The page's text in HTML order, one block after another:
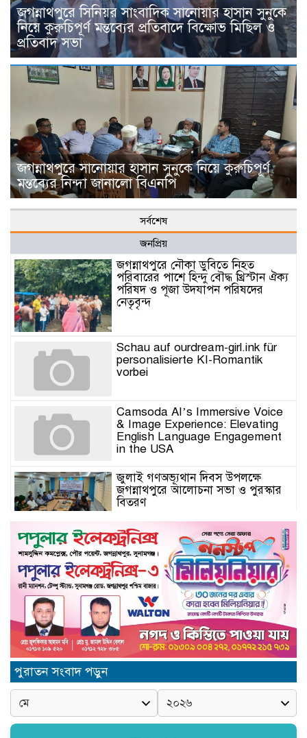
জগন্নাথপুরে সিনিয়র সাংবাদিক সানোয়ার হাসান সুনুকে
নিয়ে কুরুচিপূর্ণ মন্তব্যের প্রতিবাদে বিক্ষোভ মিছিল ও
প্রতিবাদ সভা
জগন্নাথপুরে সানোয়ার হাসান সুনুকে নিয়ে কুরুচিপূর্ণ
মন্তব্যের নিন্দা জানালো বিএনপি
সর্বশেষ
জনপ্রিয়
জগন্নাথপুরে নৌকা ডুবিতে নিহত
পরিবারের পাশে হিন্দু বৌদ্ধ খ্রিস্টান ঐক্য
পরিষদ ও পূজা উদযাপন পরিষদের
নেতৃবৃন্দ
Schau auf ourdream-girl.ink für
personalisierte KI-Romantik
vorbei
Camsoda AI’s Immersive Voice
& Image Experience: Elevating
English Language Engagement
in the USA
জুলাই গণঅভ্যূথান দিবস উপলক্ষে
জগন্নাথপুরে আলোচনা সভা ও পুরস্কার
বিতরণ
যুক্তরাজ্যে মতবিনিময়সভায় এমপি
কয়ছর এম আহমেদ: জগন্নাথপুর-
শান্তিগঞ্জ আর কখনো অবহেলিত থাকবে
না
Come l’AI in Conversazione
Golove Mantiene Risposte
Naturali e Rapide
সিলেট শিক্ষা বোর্ডের নতুন চেয়ারম্যান
জগন্নাথপুরে সিনিয়র সাংবাদিক
পুরাতন সংবাদ পড়ুন